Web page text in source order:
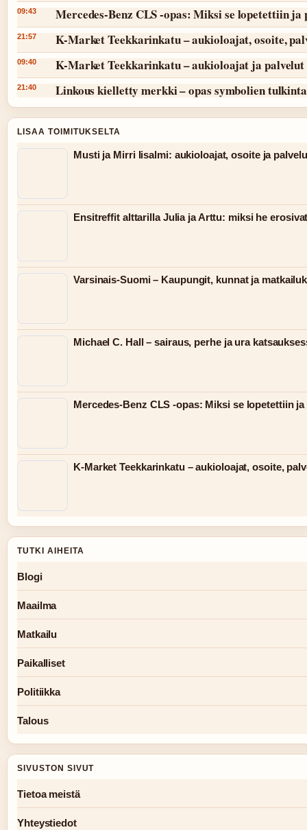
09:43 Mercedes-Benz CLS -opas: Miksi se lopetettiin
21:57 K-Market Teekkarinkatu – aukioloajat, osoite,
09:40 K-Market Teekkarinkatu – aukioloajat ja palvelut
21:40 Linkous kielletty merkki – opas symbolien
LISAA TOIMITUKSELTA
Musti ja Mirri Iisalmi: aukioloajat, osoite ja
Ensitreffit alttarilla Julia ja Arttu: miksi he
Varsinais-Suomi – Kaupungit, kunnat ja
Michael C. Hall – sairaus, perhe ja ura
Mercedes-Benz CLS -opas: Miksi se lopetettiin
K-Market Teekkarinkatu – aukioloajat, osoite,
TUTKI AIHEITA
Blogi
Maailma
Matkailu
Paikalliset
Politiikka
Talous
SIVUSTON SIVUT
Tietoa meistä
Yhteystiedot